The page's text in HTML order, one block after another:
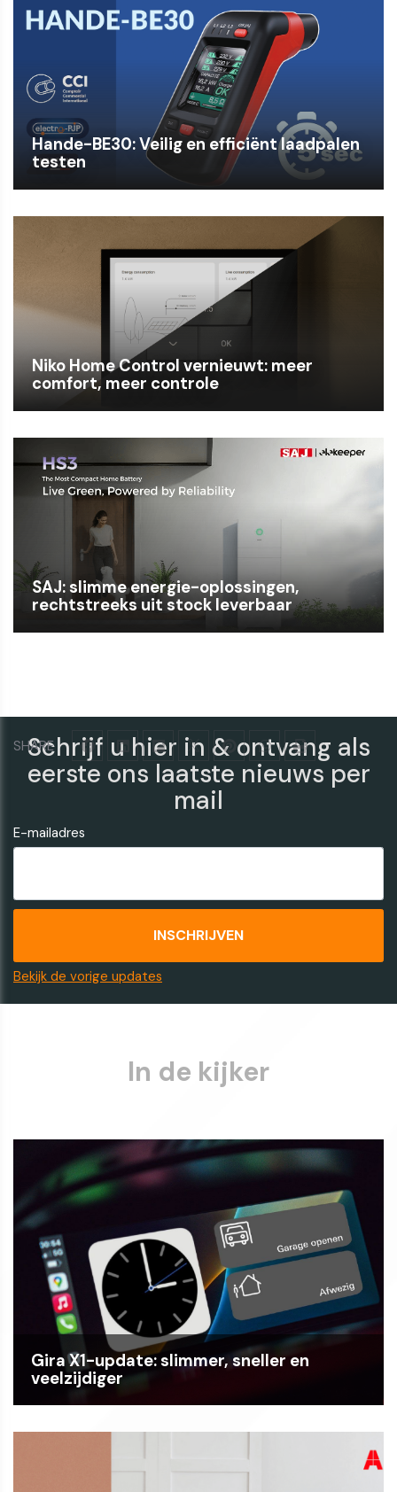
SHARE
Hande-BE30: Veilig en efficiënt laadpalen
testen
Niko Home Control vernieuwt: meer
comfort, meer controle
SAJ: slimme energie-oplossingen,
rechtstreeks uit stock leverbaar
Schrijf u hier in & ontvang als
eerste ons laatste nieuws per
mail
E-mailadres
Bekijk de vorige updates
In de kijker
Gira X1-update: slimmer, sneller en
veelzijdiger